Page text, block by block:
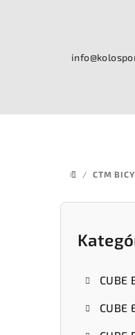
DOMOV
/ CTM
Preskočiť
CUBE